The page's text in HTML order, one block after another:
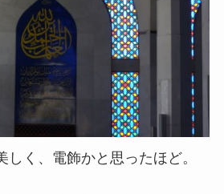
しく、電飾かと思ったほど。